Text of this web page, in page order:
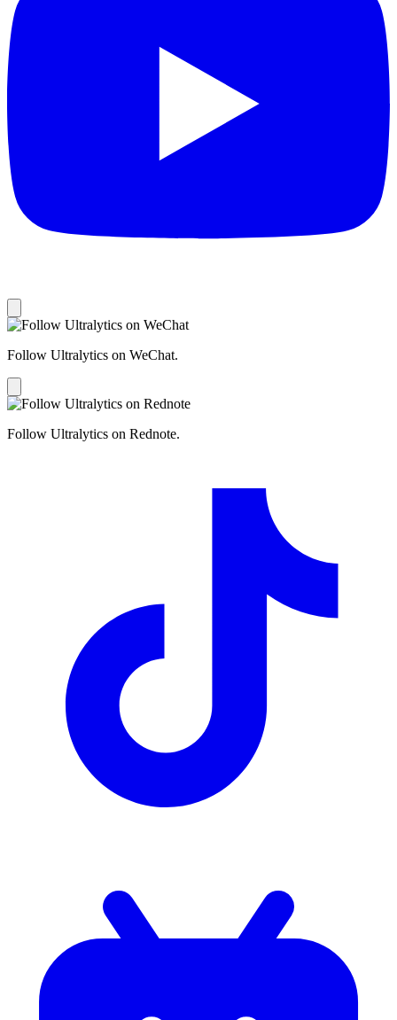
Follow Ultralytics on WeChat.
Follow Ultralytics on Rednote.